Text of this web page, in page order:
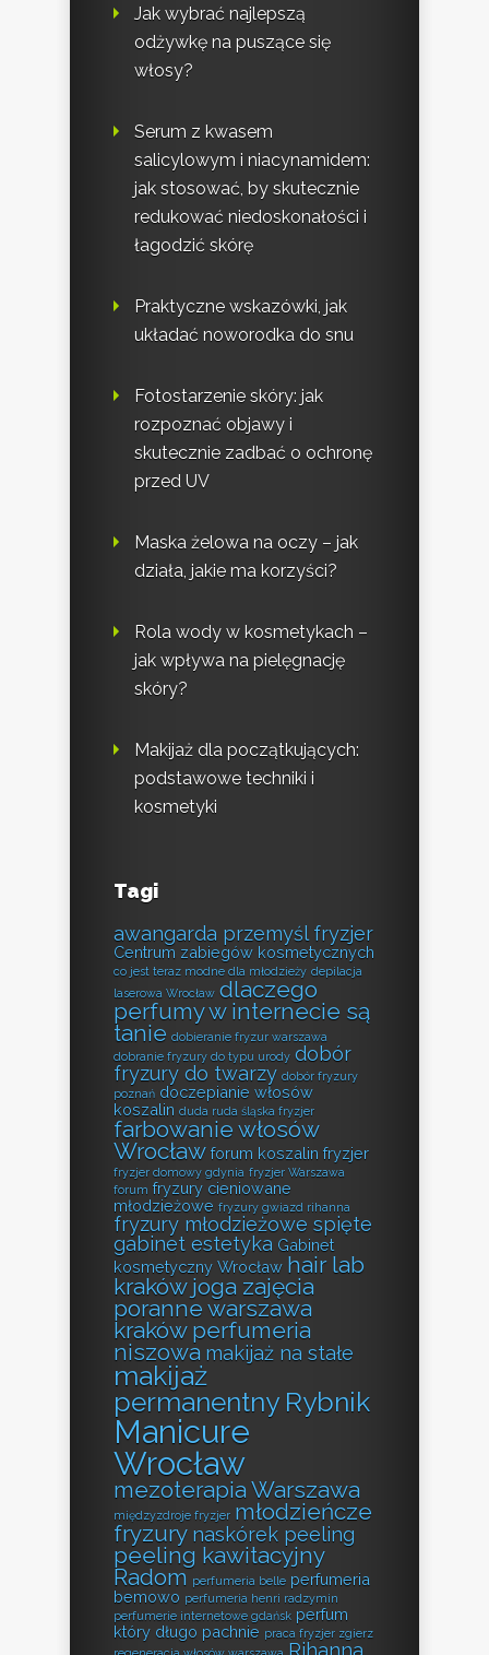
Jak wybrać najlepszą
odżywkę na puszące się
włosy?
Serum z kwasem
salicylowym i niacynamidem:
jak stosować, by skutecznie
redukować niedoskonałości i
łagodzić skórę
Praktyczne wskazówki, jak
układać noworodka do snu
Fotostarzenie skóry: jak
rozpoznać objawy i
skutecznie zadbać o ochronę
przed UV
Maska żelowa na oczy – jak
działa, jakie ma korzyści?
Rola wody w kosmetykach –
jak wpływa na pielęgnację
skóry?
Makijaż dla początkujących:
podstawowe techniki i
kosmetyki
Tagi
awangarda przemyśl fryzjer
Centrum zabiegów kosmetycznych
co jest teraz modne dla młodzieży depilacja
laserowa Wrocław dlaczego
perfumy w internecie są
tanie dobieranie fryzur warszawa
dobranie fryzury do typu urody dobór
fryzury do twarzy dobór fryzury
poznań doczepianie włosów
koszalin duda ruda śląska fryzjer
farbowanie włosów
Wrocław forum koszalin fryzjer
fryzjer domowy gdynia fryzjer Warszawa
forum fryzury cieniowane
młodzieżowe fryzury gwiazd rihanna
fryzury młodzieżowe spięte
gabinet estetyka Gabinet
kosmetyczny Wrocław hair lab
kraków joga zajęcia
poranne warszawa
kraków perfumeria
niszowa makijaż na stałe
makijaż
permanentny Rybnik
Manicure
Wrocław
mezoterapia Warszawa
międzyzdroje fryzjer młodzieńcze
fryzury naskórek peeling
peeling kawitacyjny
Radom perfumeria belle perfumeria
bemowo perfumeria henri radzymin
perfumerie internetowe gdańsk perfum
który długo pachnie praca fryzjer zgierz
regeneracja włosów warszawa Rihanna